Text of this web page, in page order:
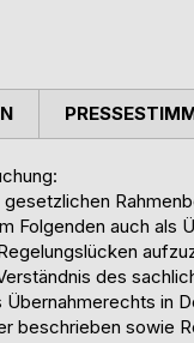
Folgenden auch als
des
in
beschrieben sowie